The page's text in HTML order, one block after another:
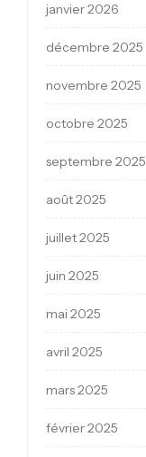
janvier 2026
décembre 2025
novembre 2025
octobre 2025
septembre 2025
août 2025
juillet 2025
juin 2025
mai 2025
avril 2025
mars 2025
février 2025